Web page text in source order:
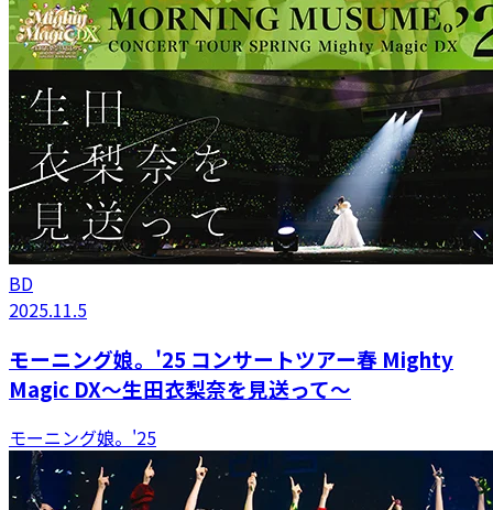
BD
2025.11.5
モーニング娘。'25 コンサートツアー春 Mighty
Magic DX～生田衣梨奈を見送って～
モーニング娘。'25